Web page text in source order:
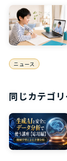
ニュース
同じカテゴ